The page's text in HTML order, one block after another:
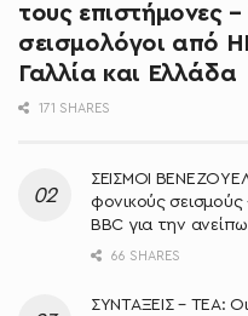
τους επιστήμονες –
σεισμολόγοι από
Γαλλία και Ελλάδα
171 SHARES
ΣΕΙΣΜΟΙ
φονικούς σεισμούς
BBC για την
66 SHARES
ΣΥΝΤΑΞΕΙΣ – ΤΕΑ: